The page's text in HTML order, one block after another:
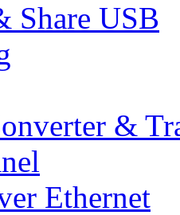
Share USB
&
Ethernet